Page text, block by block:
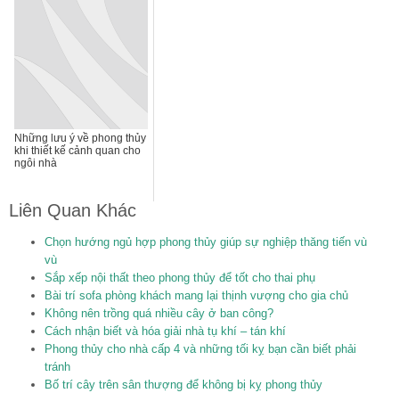
Những lưu ý về phong thủy
khi thiết kế cảnh quan cho
ngôi nhà
Liên Quan Khác
Chọn hướng ngủ hợp phong thủy giúp sự nghiệp thăng tiến vù
vù
Sắp xếp nội thất theo phong thủy để tốt cho thai phụ
Bài trí sofa phòng khách mang lại thịnh vượng cho gia chủ
Không nên trồng quá nhiều cây ở ban công?
Cách nhận biết và hóa giải nhà tụ khí – tán khí
Phong thủy cho nhà cấp 4 và những tối kỵ bạn cần biết phải
tránh
Bố trí cây trên sân thượng để không bị kỵ phong thủy